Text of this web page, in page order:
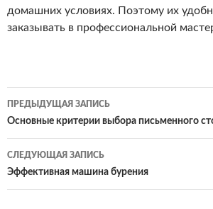
домашних условиях. Поэтому их
заказывать в профессиональной
Навигация
по
записям
ПРЕДЫДУЩАЯ ЗАПИСЬ
Основные критерии выбора письменного
СЛЕДУЮЩАЯ ЗАПИСЬ
Эффективная машина бурения